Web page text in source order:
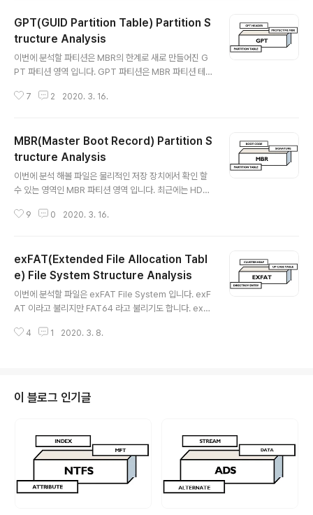
요했습니다. 그래서 FAT File System 이후에 등장한 파
일 시스템이 오늘 분석해볼 NTFS File System 입니다.
- NTFS Version NTFS는 Windows NT 이후에 사용
하고 있으며 NTFS의 Version이 운영체제에 따라서 다릅
니다. - NTFS Cluster Size 이번에는 운영체제 및 볼륨
의 크기에 ..
GPT(GUID Partition Table) Partition S
tructure Analysis
이번에 분석할 파티션은 MBR의 한계로 새로 만들어진 G
PT 파티션 영역 입니다. GPT 파티션은 MBR 파티션 테
위해서 만들어 졌습니다. MBR 파티션은 최대 크기로 2T
에서 BIOS의 대체 수단으로 EFI(Extensible Firmware
Interface)을 표준으로 제안했습니다. 개선된 EFI 펌웨어
에서 지원하는 파티션 테이블 형식이 GPT 파티션 입니다.
MBR은 4개의 주 파티션을 생성할 수 있지만 GPT는 128
개의 주 파티션을 생성 할 수 있습니다. 또한 GPT 파티션
에서는 CRC(Cyclical R..
7 2 2020. 3. 16.
MBR(Master Boot Record) Partition S
tructure Analysis
이번에 분석 해볼 파일은 물리적인 저장 장치에서 확인 할
수 있는 영역인 MBR 파티션 영역 입니다. 최근에는 HDD
라이브 라고 불리는 SSD 가 생겨났습니다. SSD의 등장에
제한으로 인해서 MBR 대신 GPT(GUID Partition Tabl
e) 라고 불리는 영역이 생기게 되었습니다. 이번 포스팅에
서는 MBR 만 다루고 다음 포스팅에 GPT를 자세히 다뤄
보겠습니다. MBR은 Master Boot Record 의 약자로
저장매체의 첫번째 섹터인(0번섹터)에 위치하는 512바이
트 크기의 영역입니다. 저장장치의 구조를 한번 살펴 보면
9 0 2020. 3. 16.
exFAT(Extended File Allocation Tabl
e) File System Structure Analysis
이번에 분석할 파일은 exFAT File System 입니다. exF
AT 이라고 불리지만 FAT64 라고 불리기도 합니다. exF
의 최대 크기를 비교 해 보겠습니다. exFAT 파일의 구조
15로 설정된 경우에는 FAT #2 가 존재 합니다.) - Data
Region : Data 영역 위의 exFAT 파일의 구조 중에서 M
자세히 알아 보면 아래와 같습니다...
4 1 2020. 3. 8.
이 블로그 인기글